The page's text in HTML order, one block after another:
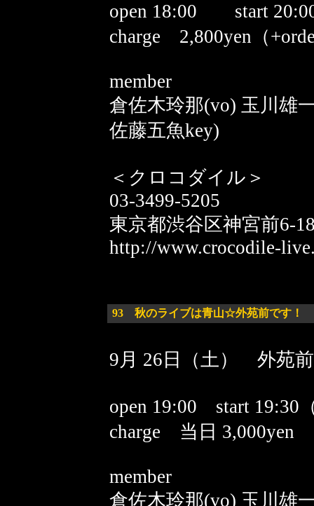
open 18:00 start
charge 2,800yen（
member
倉佐木玲那(vo) 玉川雄
佐藤五魚key)
＜クロコダイル＞
03-3499-5205
東京都渋谷区神宮前6-
http://www.crocodile-
93 秋のライブは青山☆外苑前です！
9月 26日（土） 外苑
open 19:00 start 19:30
charge 当日 3,000yen
member
倉佐木玲那(vo) 玉川雄